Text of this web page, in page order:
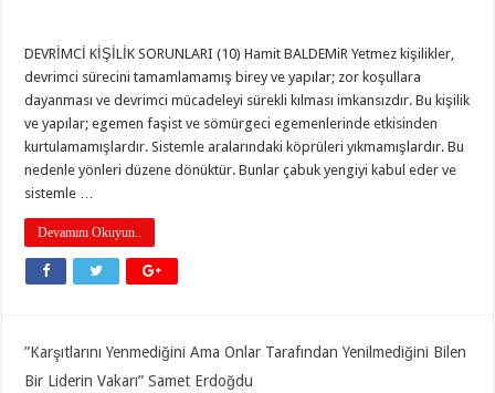
DEVRİMCİ KİŞİLİK SORUNLARI (10) Hamit BALDEMiR Yetmez kişilikler,
devrimci sürecini tamamlamamış birey ve yapılar; zor koşullara
dayanması ve devrimci mücadeleyi sürekli kılması imkansızdır. Bu kişilik
ve yapılar; egemen faşist ve sömürgeci egemenlerinde etkisinden
kurtulamamışlardır. Sistemle aralarındaki köprüleri yıkmamışlardır. Bu
nedenle yönleri düzene dönüktür. Bunlar çabuk yengiyi kabul eder ve
sistemle …
Devamını Okuyun..
”Karşıtlarını Yenmediğini Ama Onlar Tarafından Yenilmediğini Bilen
Bir Liderin Vakarı” Samet Erdoğdu